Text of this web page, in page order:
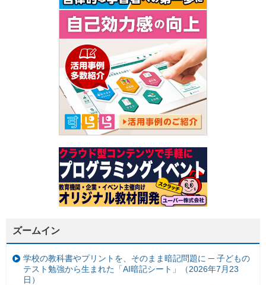
ズームイン
学校の教科書やプリントを、そのまま暗記問題に ─ 子どもの
テスト勉強から生まれた「AI暗記シート」（2026年7月23
日）